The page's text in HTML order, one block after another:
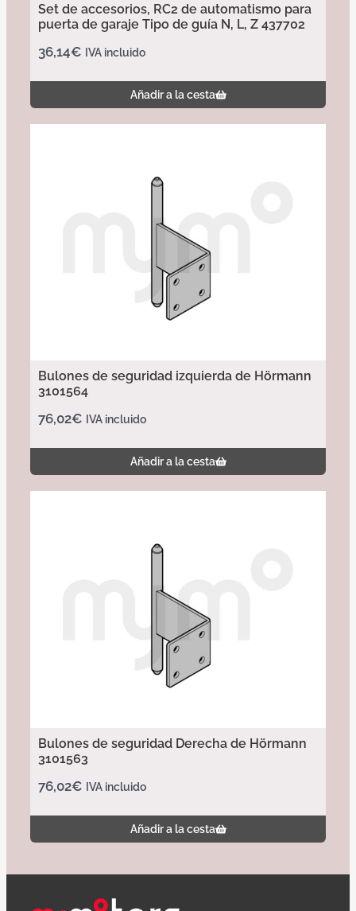
Set de accesorios, RC2 de automatismo para
puerta de garaje Tipo de guía N, L, Z 437702
36,14€ IVA incluido
Añadir a la cesta
Bulones de seguridad izquierda de Hörmann
3101564
76,02€ IVA incluido
Añadir a la cesta
Bulones de seguridad Derecha de Hörmann
3101563
76,02€ IVA incluido
Añadir a la cesta